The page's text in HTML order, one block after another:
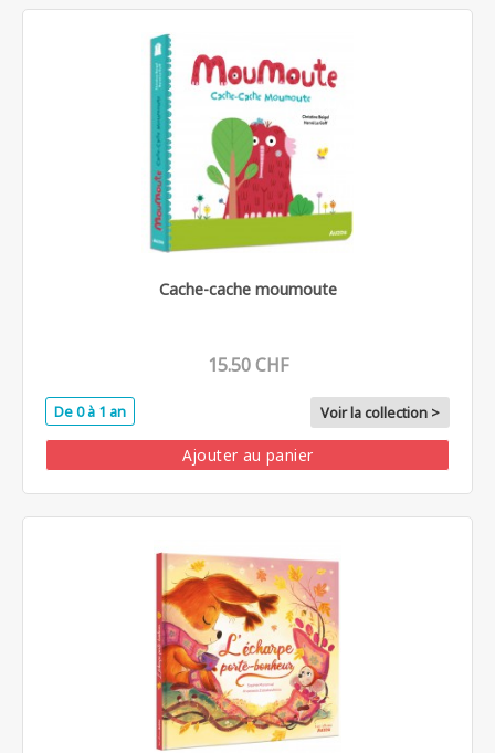
Cache-cache moumoute
15.50 CHF
De 0 à 1 an Voir la collection >
Ajouter au panier